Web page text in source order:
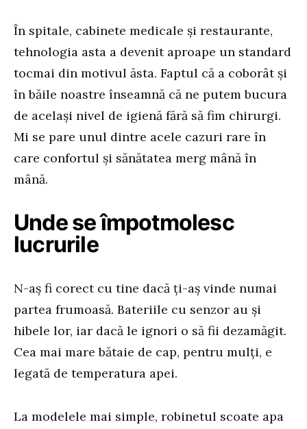
În spitale, cabinete medicale și restaurante,
tehnologia asta a devenit aproape un standard
tocmai din motivul ăsta. Faptul că a coborât și
în băile noastre înseamnă că ne putem bucura
de același nivel de igienă fără să fim chirurgi.
Mi se pare unul dintre acele cazuri rare în
care confortul și sănătatea merg mână în
mână.
Unde se împotmolesc
lucrurile
N-aș fi corect cu tine dacă ți-aș vinde numai
partea frumoasă. Bateriile cu senzor au și
hibele lor, iar dacă le ignori o să fii dezamăgit.
Cea mai mare bătaie de cap, pentru mulți, e
legată de temperatura apei.
La modelele mai simple, robinetul scoate apa